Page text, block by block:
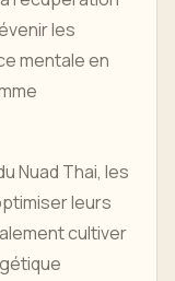
les
mentale en
Nuad Thai, les
leurs
cultiver